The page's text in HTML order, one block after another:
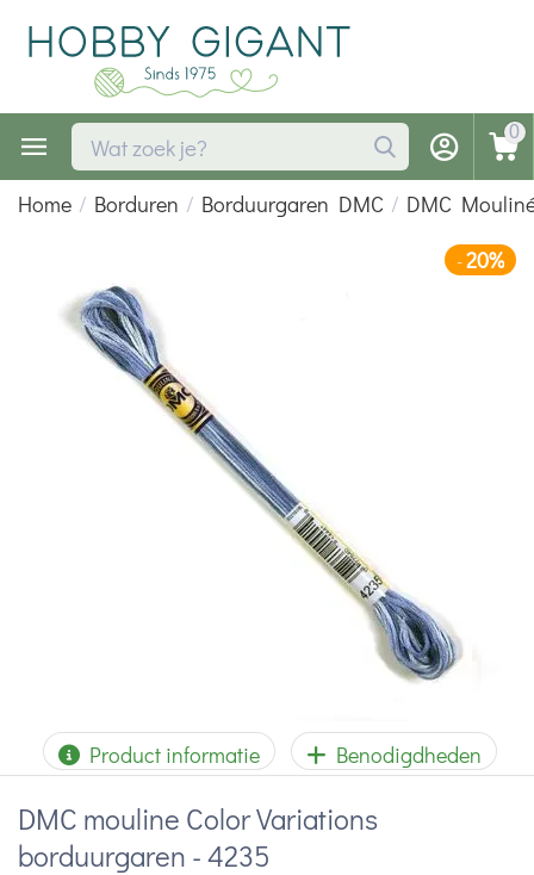
0
Home / Borduren / Borduurgaren DMC / DMC
-20%
Product informatie Benodigdheden
DMC mouline Color Variations
borduurgaren - 4235